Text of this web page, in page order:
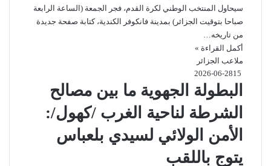
سيحاول المنتخب الوطني لكرة القدم، فجر الجمعة (الساعة الرابعة
صباحا بتوقيت الجزائر) بمدينة فانكوفر الكندية، كتابة صفحة جديدة
من تاريخه…
أكمل القراءة »
ملاعب الجزائر
2026-06-28
البطولة الجهوية ما بين مصالح
الشرطة لناحية الغرب /كهول/:
الأمن الولائي لسيدي بلعباس
يتوج باللقب